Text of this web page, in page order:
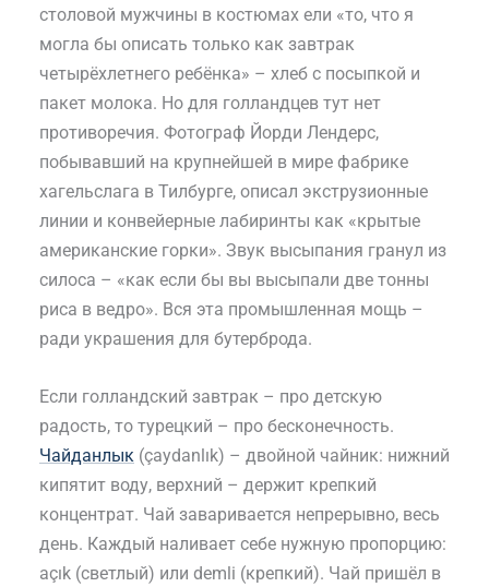
столовой мужчины в костюмах ели «то, что я
могла бы описать только как завтрак
четырёхлетнего ребёнка» – хлеб с посыпкой и
пакет молока. Но для голландцев тут нет
противоречия. Фотограф Йорди Лендерс,
побывавший на крупнейшей в мире фабрике
хагельслага в Тилбурге, описал экструзионные
линии и конвейерные лабиринты как «крытые
американские горки». Звук высыпания гранул из
силоса – «как если бы вы высыпали две тонны
риса в ведро». Вся эта промышленная мощь –
ради украшения для бутерброда.
Если голландский завтрак – про детскую
радость, то турецкий – про бесконечность.
Чайданлык (çaydanlık) – двойной чайник: нижний
кипятит воду, верхний – держит крепкий
концентрат. Чай заваривается непрерывно, весь
день. Каждый наливает себе нужную пропорцию:
açık (светлый) или demli (крепкий). Чай пришёл в